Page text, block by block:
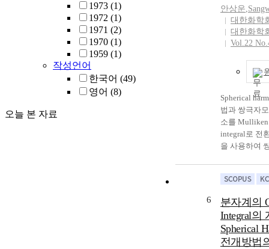
1973 (1)
1972 (1)
1971 (2)
1970 (1)
1959 (1)
작성언어
한국어 (49)
영어 (8)
오늘 본 자료
여 계산한 사
값이 Nesbet
였다.
been applied
of the
matrix-
formulas for
moment
pairs of Slater
are derived,
expansion
spherical
elements into
numerical
quadrupole
elements
methods are
안상운,
대한화학
대한화학
Vol.22
Spherical
법과 쌍극자
소를
integral로 전
을 사용하여
법에 의하여
일치하였다.
evaluation of
moment
developed,
6
분자계의
Integral의
Spherical
전개방법